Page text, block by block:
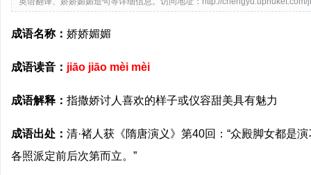
成语名称： 娇娇媚媚
成语读音： jiāo jiāo mèi mèi
成语解释： 指撒娇讨人喜欢的样子或仪容甜美具有魅力
成语出处： 清·褚人获《隋唐演义》第40回：“众殿脚女都是
各照派定前后次第而立。”